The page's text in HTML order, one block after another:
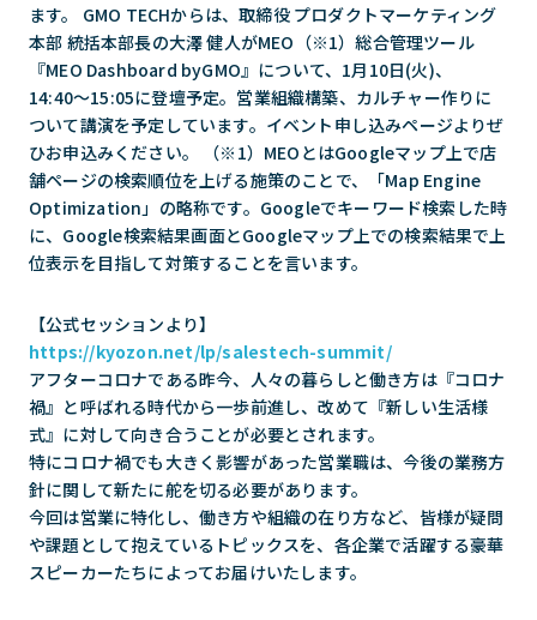
ます。 GMO TECHからは、取締役 プロダクトマーケティング
本部 統括本部長の大澤 健人がMEO（※1）総合管理ツール
『MEO Dashboard byGMO』について、1月10日(火)、
14:40〜15:05に登壇予定。営業組織構築、カルチャー作りに
ついて講演を予定しています。イベント申し込みページよりぜ
ひお申込みください。 （※1）MEOとはGoogleマップ上で店
舗ページの検索順位を上げる施策のことで、「Map Engine
Optimization」の略称です。Googleでキーワード検索した時
に、Google検索結果画面とGoogleマップ上での検索結果で上
位表示を目指して対策することを言います。
【公式セッションより】
https://kyozon.net/lp/salestech-summit/
アフターコロナである昨今、人々の暮らしと働き方は『コロナ
禍』と呼ばれる時代から一歩前進し、改めて『新しい生活様
式』に対して向き合うことが必要とされます。
特にコロナ禍でも大きく影響があった営業職は、今後の業務方
針に関して新たに舵を切る必要があります。
今回は営業に特化し、働き方や組織の在り方など、皆様が疑問
や課題として抱えているトピックスを、各企業で活躍する豪華
スピーカーたちによってお届けいたします。